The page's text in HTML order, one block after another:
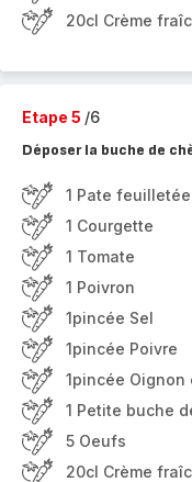
20cl Crème
Etape 5 /6
Déposer la buche de
1 Pate feuilletée
1 Courgette
1 Tomate
1 Poivron
1pincée Sel
1pincée Poivre
1pincée Oignon
1 Petite buche
5 Oeufs
20cl Crème